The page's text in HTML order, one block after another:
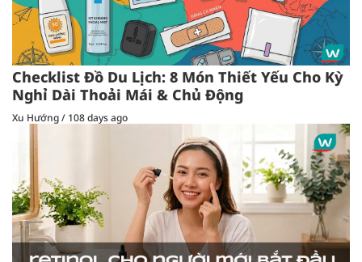
Checklist Đồ Du Lịch: 8 Món Thiết Yếu Cho Kỳ
Nghỉ Dài Thoải Mái & Chủ Động
Xu Hướng/ 108 days ago